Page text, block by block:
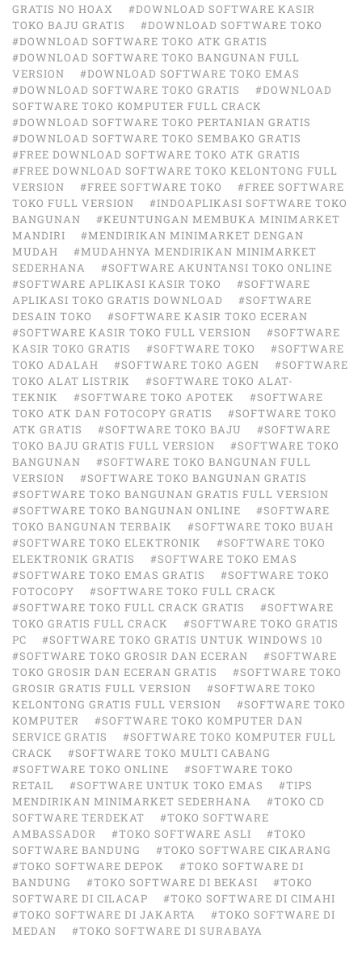
GRATIS NO HOAX
#DOWNLOAD SOFTWARE KASIR
TOKO BAJU GRATIS
#DOWNLOAD SOFTWARE TOKO
#DOWNLOAD SOFTWARE TOKO ATK GRATIS
#DOWNLOAD SOFTWARE TOKO BANGUNAN FULL
VERSION
#DOWNLOAD SOFTWARE TOKO EMAS
#DOWNLOAD SOFTWARE TOKO GRATIS
#DOWNLOAD
SOFTWARE TOKO KOMPUTER FULL CRACK
#DOWNLOAD SOFTWARE TOKO PERTANIAN GRATIS
#DOWNLOAD SOFTWARE TOKO SEMBAKO GRATIS
#FREE DOWNLOAD SOFTWARE TOKO ATK GRATIS
#FREE DOWNLOAD SOFTWARE TOKO KELONTONG FULL
VERSION
#FREE SOFTWARE TOKO
#FREE SOFTWARE
TOKO FULL VERSION
#INDOAPLIKASI SOFTWARE TOKO
BANGUNAN
#KEUNTUNGAN MEMBUKA MINIMARKET
MANDIRI
#MENDIRIKAN MINIMARKET DENGAN
MUDAH
#MUDAHNYA MENDIRIKAN MINIMARKET
SEDERHANA
#SOFTWARE AKUNTANSI TOKO ONLINE
#SOFTWARE APLIKASI KASIR TOKO
#SOFTWARE
APLIKASI TOKO GRATIS DOWNLOAD
#SOFTWARE
DESAIN TOKO
#SOFTWARE KASIR TOKO ECERAN
#SOFTWARE KASIR TOKO FULL VERSION
#SOFTWARE
KASIR TOKO GRATIS
#SOFTWARE TOKO
#SOFTWARE
TOKO ADALAH
#SOFTWARE TOKO AGEN
#SOFTWARE
TOKO ALAT LISTRIK
#SOFTWARE TOKO ALAT-
TEKNIK
#SOFTWARE TOKO APOTEK
#SOFTWARE
TOKO ATK DAN FOTOCOPY GRATIS
#SOFTWARE TOKO
ATK GRATIS
#SOFTWARE TOKO BAJU
#SOFTWARE
TOKO BAJU GRATIS FULL VERSION
#SOFTWARE TOKO
BANGUNAN
#SOFTWARE TOKO BANGUNAN FULL
VERSION
#SOFTWARE TOKO BANGUNAN GRATIS
#SOFTWARE TOKO BANGUNAN GRATIS FULL VERSION
#SOFTWARE TOKO BANGUNAN ONLINE
#SOFTWARE
TOKO BANGUNAN TERBAIK
#SOFTWARE TOKO BUAH
#SOFTWARE TOKO ELEKTRONIK
#SOFTWARE TOKO
ELEKTRONIK GRATIS
#SOFTWARE TOKO EMAS
#SOFTWARE TOKO EMAS GRATIS
#SOFTWARE TOKO
FOTOCOPY
#SOFTWARE TOKO FULL CRACK
#SOFTWARE TOKO FULL CRACK GRATIS
#SOFTWARE
TOKO GRATIS FULL CRACK
#SOFTWARE TOKO GRATIS
PC
#SOFTWARE TOKO GRATIS UNTUK WINDOWS 10
#SOFTWARE TOKO GROSIR DAN ECERAN
#SOFTWARE
TOKO GROSIR DAN ECERAN GRATIS
#SOFTWARE TOKO
GROSIR GRATIS FULL VERSION
#SOFTWARE TOKO
KELONTONG GRATIS FULL VERSION
#SOFTWARE TOKO
KOMPUTER
#SOFTWARE TOKO KOMPUTER DAN
SERVICE GRATIS
#SOFTWARE TOKO KOMPUTER FULL
CRACK
#SOFTWARE TOKO MULTI CABANG
#SOFTWARE TOKO ONLINE
#SOFTWARE TOKO
RETAIL
#SOFTWARE UNTUK TOKO EMAS
#TIPS
MENDIRIKAN MINIMARKET SEDERHANA
#TOKO CD
SOFTWARE TERDEKAT
#TOKO SOFTWARE
AMBASSADOR
#TOKO SOFTWARE ASLI
#TOKO
SOFTWARE BANDUNG
#TOKO SOFTWARE CIKARANG
#TOKO SOFTWARE DEPOK
#TOKO SOFTWARE DI
BANDUNG
#TOKO SOFTWARE DI BEKASI
#TOKO
SOFTWARE DI CILACAP
#TOKO SOFTWARE DI CIMAHI
#TOKO SOFTWARE DI JAKARTA
#TOKO SOFTWARE DI
MEDAN
#TOKO SOFTWARE DI SURABAYA